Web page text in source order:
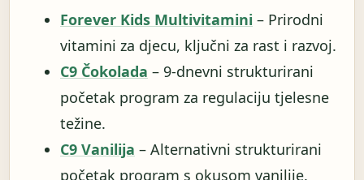
Forever Kids Multivitamini – Prirodni
vitamini za djecu, ključni za rast i razvoj.
C9 Čokolada – 9-dnevni strukturirani
početak program za regulaciju tjelesne
težine.
C9 Vanilija – Alternativni strukturirani
početak program s okusom vanilije.